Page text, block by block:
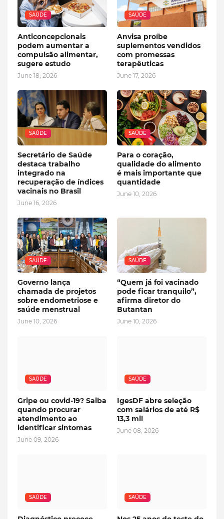
SAÚDE
Anticoncepcionais
podem aumentar a
compulsão alimentar,
sugere estudo
June 18, 2026
SAÚDE
Anvisa proíbe
suplementos vendidos
com promessas
terapêuticas
June 17, 2026
SAÚDE
Secretário de Saúde
destaca trabalho
integrado na
recuperação de índices
vacinais no Brasil
June 16, 2026
SAÚDE
Para o coração,
qualidade do alimento
é mais importante que
quantidade
June 10, 2026
SAÚDE
Governo lança
chamada de projetos
sobre endometriose e
saúde menstrual
June 10, 2026
SAÚDE
“Quem já foi vacinado
pode ficar tranquilo”,
afirma diretor do
Butantan
June 10, 2026
SAÚDE
Gripe ou covid-19? Saiba
quando procurar
atendimento ao
identificar sintomas
June 09, 2026
SAÚDE
IgesDF abre seleção
com salários de até R$
13,3 mil
June 08, 2026
SAÚDE SAÚDE